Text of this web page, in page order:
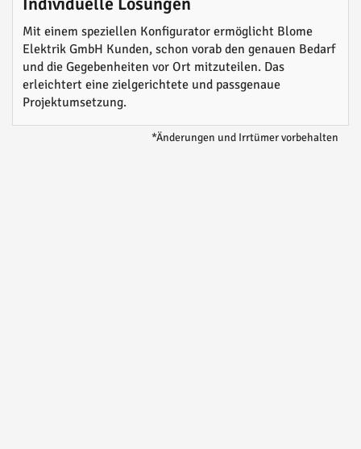
Mit einem speziellen Konfigurator ermöglicht Blome
Elektrik GmbH Kunden, schon vorab den genauen Bedarf
und die Gegebenheiten vor Ort mitzuteilen. Das
erleichtert eine zielgerichtete und passgenaue
Projektumsetzung.
*Änderungen und Irrtümer vorbehalten